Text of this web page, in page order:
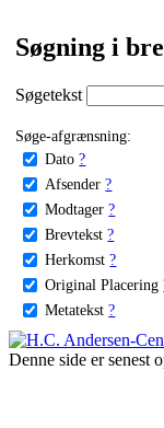
Søgning i
Søgetekst
Søge-afgrænsning:
Dato ?
Afsender ?
Modtager ?
Brevtekst ?
Herkomst ?
Original Placering
Metatekst ?
Denne side er senest